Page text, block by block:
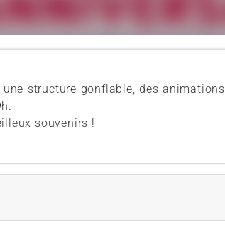
structure gonflable, des animations
souvenirs !